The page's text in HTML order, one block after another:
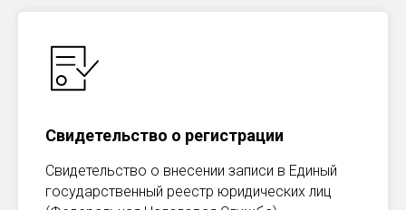
Свидетельство о регистрации
Свидетельство о внесении записи в Единый
государственный реестр юридических лиц